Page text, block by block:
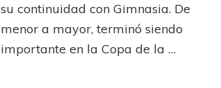
su continuidad con Gimnasia. De
menor a mayor, terminó siendo
importante en la Copa de la …